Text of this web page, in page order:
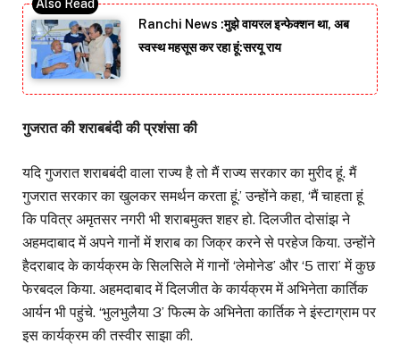
Ranchi News :मुझे वायरल इन्फेक्शन था, अब
स्वस्थ महसूस कर रहा हूं:सरयू राय
गुजरात की शराबबंदी की प्रशंसा की
यदि गुजरात शराबबंदी वाला राज्य है तो मैं राज्य सरकार का मुरीद हूं. मैं
गुजरात सरकार का खुलकर समर्थन करता हूं.’ उन्होंने कहा, ‘मैं चाहता हूं
कि पवित्र अमृतसर नगरी भी शराबमुक्त शहर हो. दिलजीत दोसांझ ने
अहमदाबाद में अपने गानों में शराब का जिक्र करने से परहेज किया. उन्होंने
हैदराबाद के कार्यक्रम के सिलसिले में गानों ‘लेमोनेड’ और ‘5 तारा’ में कुछ
फेरबदल किया. अहमदाबाद में दिलजीत के कार्यक्रम में अभिनेता कार्तिक
आर्यन भी पहुंचे. ‘भुलभुलैया 3’ फिल्म के अभिनेता कार्तिक ने इंस्टाग्राम पर
इस कार्यक्रम की तस्वीर साझा की.